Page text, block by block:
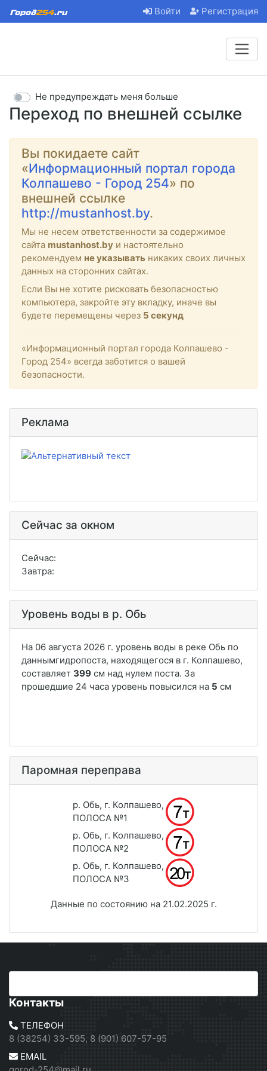
Войти Регистрация
Переход по внешней ссылке
Не предупреждать меня больше
Вы покидаете сайт
«Информационный портал города
Колпашево - Город 254» по
внешней ссылке
http://mustanhost.by.
Мы не несем ответственности за содержимое
сайта mustanhost.by и настоятельно
рекомендуем не указывать никаких своих личных
данных на сторонних сайтах.
Если Вы не хотите рисковать безопасностью
компьютера, закройте эту вкладку, иначе вы
будете перемещены через 5 секунд
«Информационный портал города Колпашево -
Город 254» всегда заботится о вашей
безопасности.
Реклама
Сейчас за окном
Сейчас:
Завтра:
Уровень воды в р. Обь
Паромная переправа
р. Обь, г. Колпашево,
ПОЛОСА №1
р. Обь, г. Колпашево,
ПОЛОСА №2
р. Обь, г. Колпашево,
ПОЛОСА №3
Данные по состоянию на 21.02.2025 г.
Контакты
ТЕЛЕФОН
8 (38254) 33-595, 8 (901) 607-57-95
EMAIL